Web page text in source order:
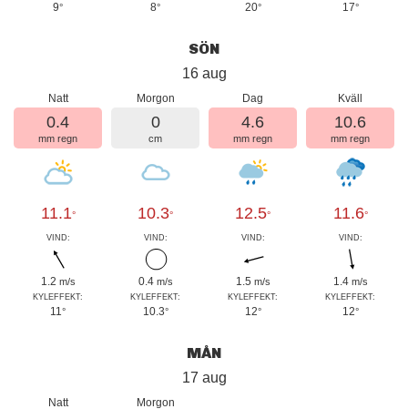
9° 8° 20° 17°
SÖN
16 aug
Natt
0.4
mm regn
11.1°
VIND:
1.2 m/s
KYLEFFEKT:
11°
Morgon
0
cm
10.3°
VIND:
0.4 m/s
KYLEFFEKT:
10.3°
Dag
4.6
mm regn
12.5°
VIND:
1.5 m/s
KYLEFFEKT:
12°
Kväll
10.6
mm regn
11.6°
VIND:
1.4 m/s
KYLEFFEKT:
12°
MÅN
17 aug
Natt Morgon